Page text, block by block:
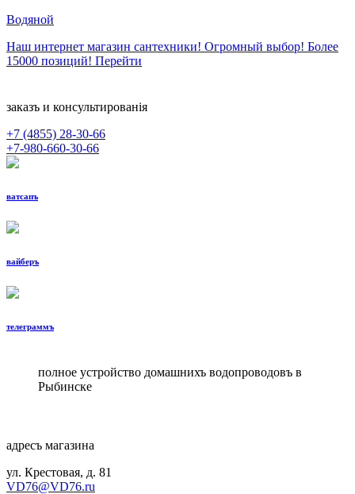
Водяной
Наш интернет магазин сантехники! Огромный выбор! Более
15000 позиций! Перейти
заказъ и консультированiя
+7 (4855) 28-30-66
+7-980-660-30-66
ватсапъ
вайберъ
телеграммъ
полное устройство домашнихъ водопроводовъ в
Рыбинске
адресъ магазина
ул. Крестовая, д. 81
VD76@VD76.ru